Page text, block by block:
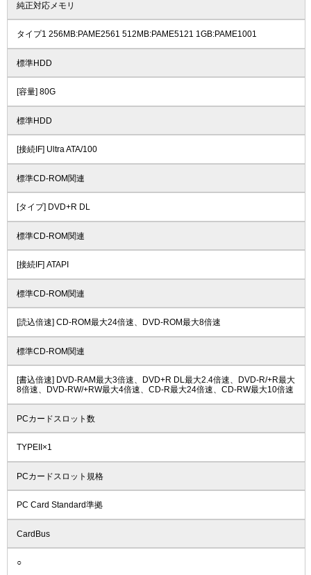
純正対応メモリ
タイプ1 256MB:PAME2561 512MB:PAME5121 1GB:PAME1001
標準HDD
[容量] 80G
標準HDD
[接続IF] Ultra ATA/100
標準CD-ROM関連
[タイプ] DVD+R DL
標準CD-ROM関連
[接続IF] ATAPI
標準CD-ROM関連
[読込倍速] CD-ROM最大24倍速、DVD-ROM最大8倍速
標準CD-ROM関連
[書込倍速] DVD-RAM最大3倍速、DVD+R DL最大2.4倍速、DVD-R/+R最大
8倍速、DVD-RW/+RW最大4倍速、CD-R最大24倍速、CD-RW最大10倍速
PCカードスロット数
TYPEII×1
PCカードスロット規格
PC Card Standard準拠
CardBus
○